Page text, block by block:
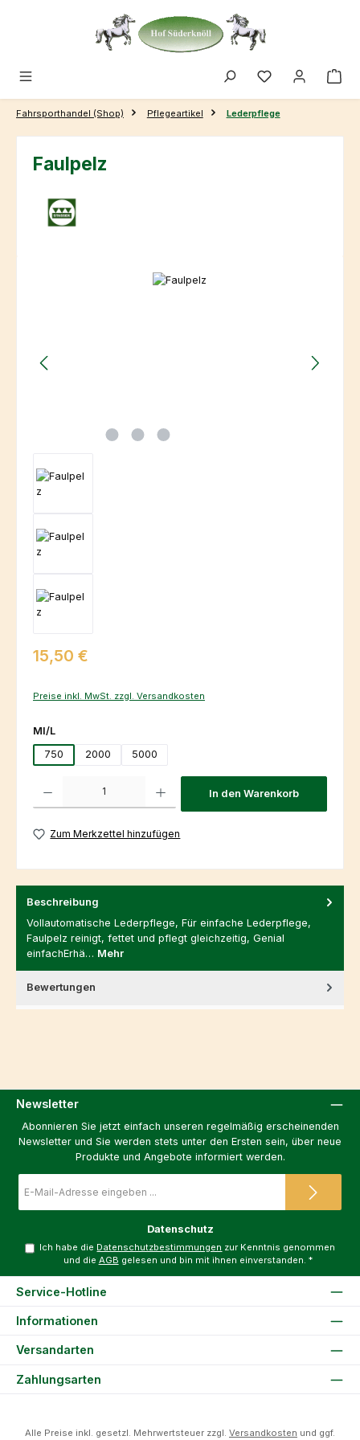
Zum Hauptinhalt springen
Fahrsporthandel (Shop) Pflegeartikel Lederpflege
Faulpelz
Bildergalerie überspringen
Regulärer Preis:
15,50 €
Preise inkl. MwSt. zzgl. Versandkosten
Ml/Lauswählen
750
2000 5000
Produkt Anzahl: Gib den gewünschten Wert ein oder benutze die
In den Warenkorb
Zum Merkzettel hinzufügen
Beschreibung
Vollautomatische Lederpflege, Für einfache Lederpflege,
Faulpelz reinigt, fettet und pflegt gleichzeitig, Genial
einfachErhä… Mehr
Bewertungen
Newsletter
Abonnieren Sie jetzt einfach unseren regelmäßig erscheinenden
Newsletter und Sie werden stets unter den Ersten sein, über neue
Produkte und Angebote informiert werden.
Mail-
Adresse
Datenschutz
Ich habe die Datenschutzbestimmungen zur Kenntnis genommen
und die AGB gelesen und bin mit ihnen einverstanden. *
Service-Hotline
Informationen
Versandarten
Zahlungsarten
Alle Preise inkl. gesetzl. Mehrwertsteuer zzgl. Versandkosten und ggf.